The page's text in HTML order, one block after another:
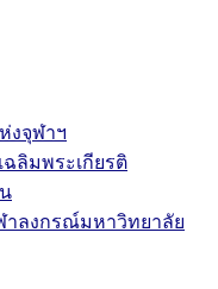
งจุฬาฯ
ลิมพระเกียรติ
าลงกรณ์มหาวิทยาลัย